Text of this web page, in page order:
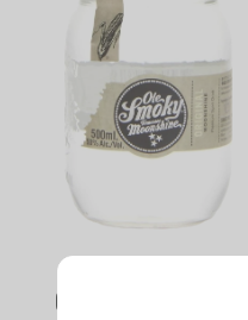
Original 500 ml | Ole